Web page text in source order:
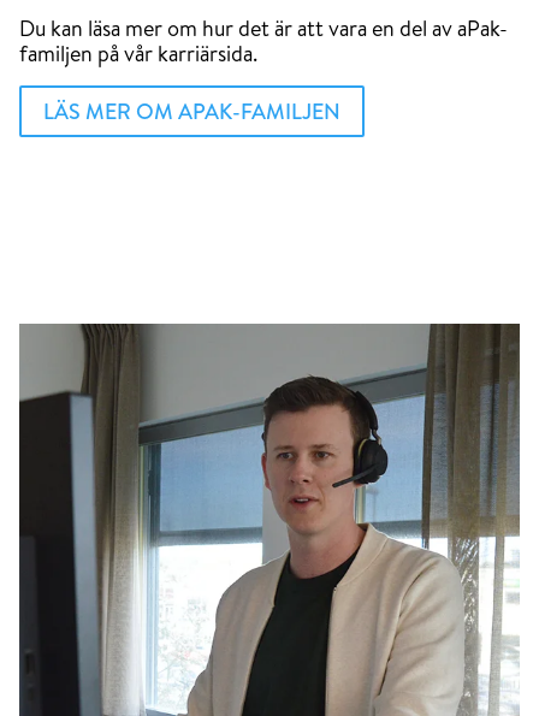
Du kan läsa mer om hur det är att vara en del av aPak-
familjen på vår karriärsida.
LÄS MER OM APAK-FAMILJEN